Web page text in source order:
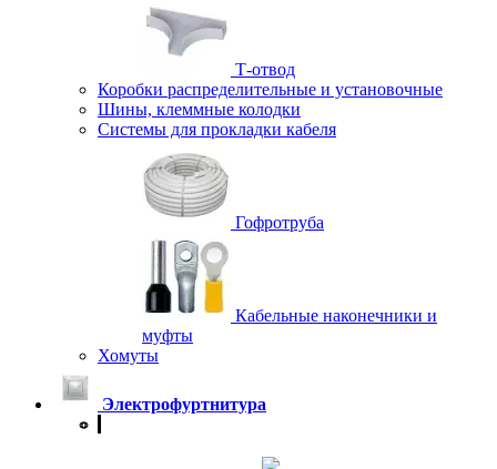
Т-отвод
Коробки распределительные и установочные
Шины, клеммные колодки
Системы для прокладки кабеля
Гофротруба
Кабельные наконечники и
муфты
Хомуты
Электрофуртнитура